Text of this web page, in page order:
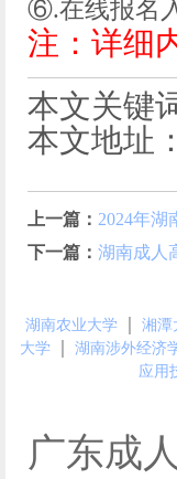
⑥.在线报名
注：详细
本文关键
本文地址
上一篇： 2024年湖
下一篇： 湖南成人
湖南农业大学 湘潭
大学
湖南涉外经济
应用
广东成